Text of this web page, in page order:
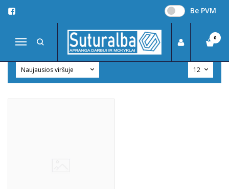
Be PVM
Navigacija
0
LIEMENĖS
MOKYKLINĖ APRANGA Liemenės